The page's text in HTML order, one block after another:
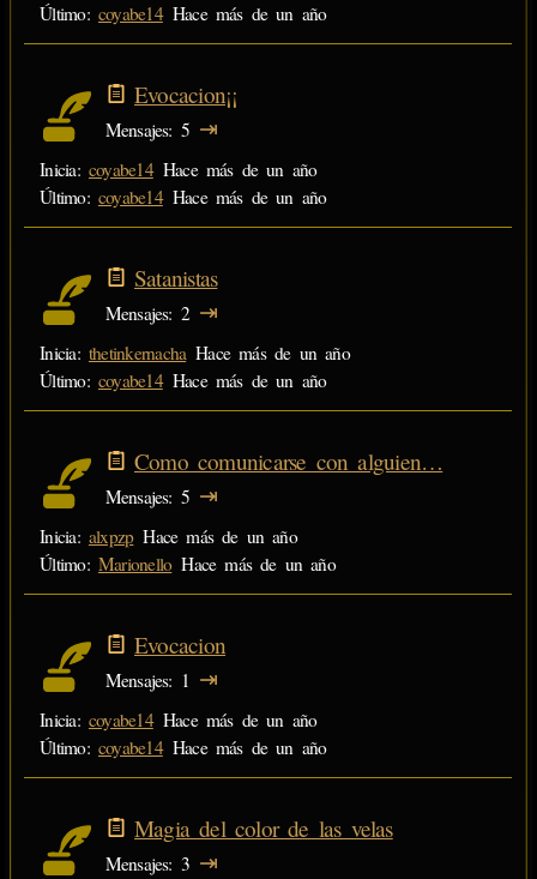
Último: coyabe14 Hace más de un año
Evocacion¡¡
Mensajes 5 ⇥
Inicia: coyabe14 Hace más de un año
Último: coyabe14 Hace más de un año
Satanistas
Mensajes 2 ⇥
Inicia: thetinkernacha Hace más de un año
Último: coyabe14 Hace más de un año
Como comunicarse con alguien…
Mensajes 5 ⇥
Inicia: alxpzp Hace más de un año
Último: Marionello Hace más de un año
Evocacion
Mensajes 1 ⇥
Inicia: coyabe14 Hace más de un año
Último: coyabe14 Hace más de un año
Magia del color de las velas
Mensajes 3 ⇥